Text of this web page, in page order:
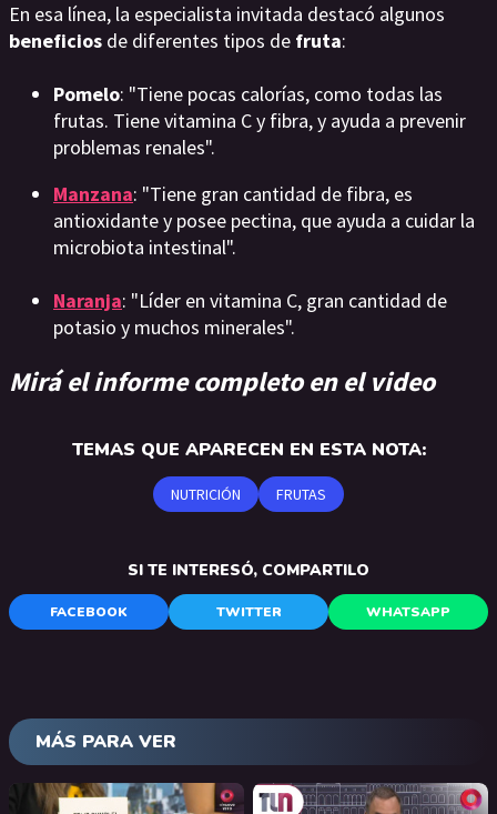
En esa línea, la especialista invitada destacó algunos
beneficios de diferentes tipos de fruta:
Pomelo: "Tiene pocas calorías, como todas las
frutas. Tiene vitamina C y fibra, y ayuda a prevenir
problemas renales".
Manzana: "Tiene gran cantidad de fibra, es
antioxidante y posee pectina, que ayuda a cuidar la
microbiota intestinal".
Naranja: "Líder en vitamina C, gran cantidad de
potasio y muchos minerales".
Mirá el informe completo en el video
TEMAS QUE APARECEN EN ESTA NOTA:
NUTRICIÓN FRUTAS
SI TE INTERESÓ, COMPARTILO
FACEBOOK TWITTER WHATSAPP
MÁS PARA VER